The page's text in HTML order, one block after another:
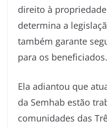
direito à
determina a
também garante
para os beneficiados.
Ela adiantou que
da Semhab estão
comunidades das